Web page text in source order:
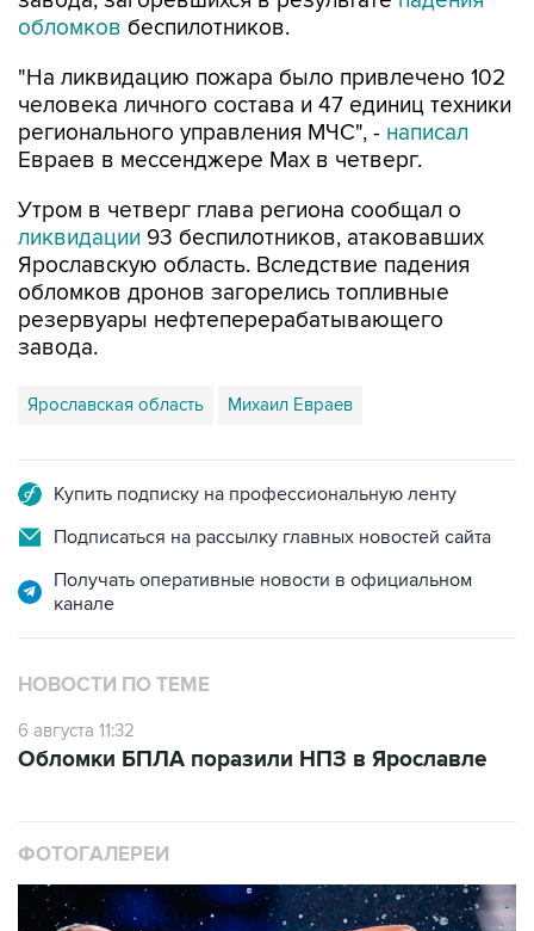
обломков беспилотников.
"На ликвидацию пожара было привлечено 102
человека личного состава и 47 единиц техники
регионального управления МЧС", - написал
Евраев в мессенджере Мах в четверг.
Утром в четверг глава региона сообщал о
ликвидации 93 беспилотников, атаковавших
Ярославскую область. Вследствие падения
обломков дронов загорелись топливные
резервуары нефтеперерабатывающего
завода.
Ярославская область Михаил Евраев
Купить подписку на профессиональную ленту
Подписаться на рассылку главных новостей сайта
Получать оперативные новости в официальном
канале
НОВОСТИ ПО ТЕМЕ
6 августа 11:32
Обломки БПЛА поразили НПЗ в Ярославле
ФОТОГАЛЕРЕИ